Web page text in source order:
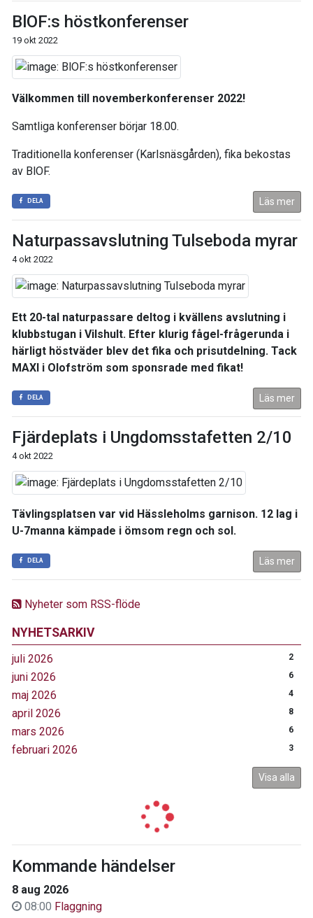
Nyheter som RSS-flöde
NYHETSARKIV
juli 2026 2
juni 2026 6
maj 2026 4
april 2026 8
mars 2026 6
februari 2026 3
Visa alla
Kommande händelser
8 aug 2026
08:00 Flaggning
BlOF:s höstkonferenser
19 okt 2022
Välkommen till novemberkonferenser 2022!
Samtliga konferenser börjar 18.00.
Traditionella konferenser (Karlsnäsgården), fika bekostas
av BlOF.
DELA Läs mer
Naturpassavslutning Tulseboda myrar
4 okt 2022
Ett 20-tal naturpassare deltog i kvällens avslutning i
klubbstugan i Vilshult. Efter klurig fågel-frågerunda i
härligt höstväder blev det fika och prisutdelning. Tack
MAXI i Olofström som sponsrade med fikat!
DELA Läs mer
Fjärdeplats i Ungdomsstafetten 2/10
4 okt 2022
Tävlingsplatsen var vid Hässleholms garnison. 12 lag i
U-7manna kämpade i ömsom regn och sol.
DELA Läs mer